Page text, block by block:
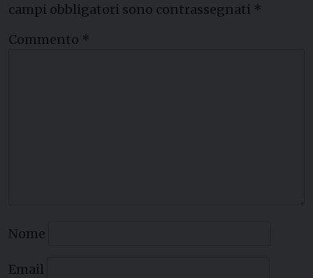
campi obbligatori sono contrassegnati *
Commento *
Nome
Email